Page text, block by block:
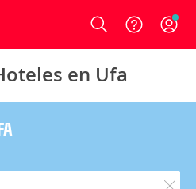
Login
en Ufa